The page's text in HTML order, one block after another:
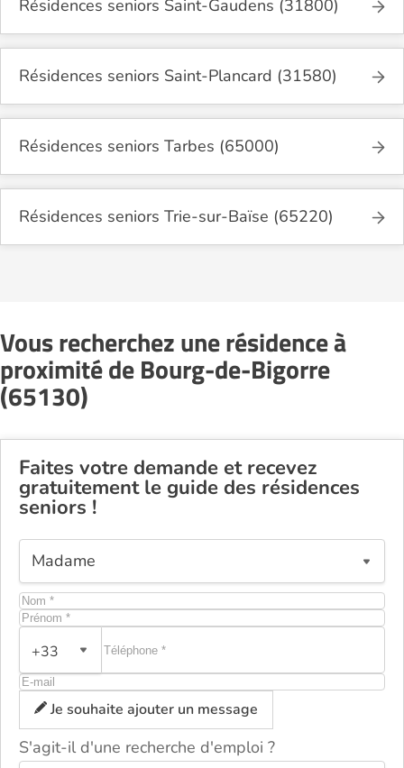
Résidences seniors Saint-Gaudens (31800)
Résidences seniors Saint-Plancard (31580)
Résidences seniors Tarbes (65000)
Résidences seniors Trie-sur-Baïse (65220)
Vous recherchez une résidence à
proximité de Bourg-de-Bigorre
(65130)
Faites votre demande et recevez
gratuitement le guide des résidences
seniors !
+33
Je souhaite ajouter un message
S'agit-il d'une recherche d'emploi ?